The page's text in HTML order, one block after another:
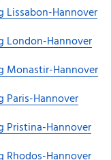
Lissabon-Hannover
London-Hannover
Monastir-Hannover
Paris-Hannover
Pristina-Hannover